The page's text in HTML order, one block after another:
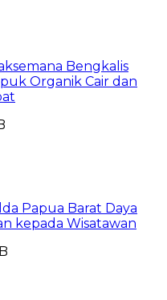
Bengkalis
Organik Cair dan
Papua Barat Daya
kepada Wisatawan